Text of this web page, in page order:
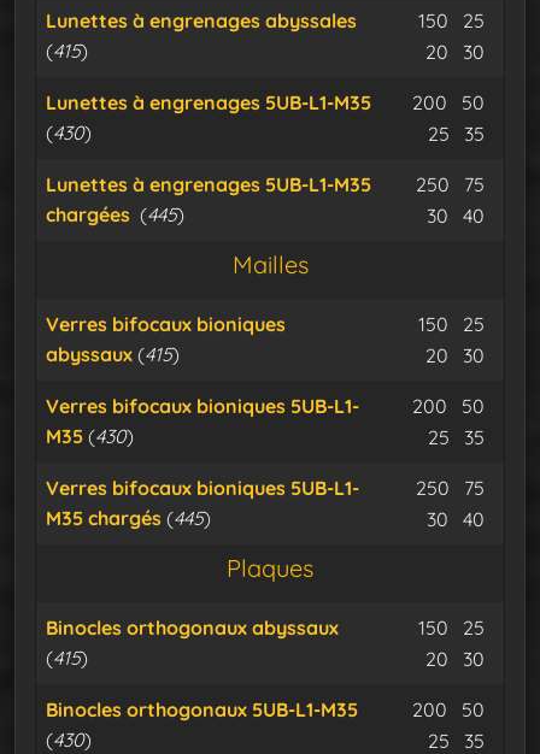
Lunettes à engrenages abyssales
(415)
150 Minerai
25
20
Cable
30
Lunettes à engrenages 5UB-L1-M35
(430)
200 Minerai
50
25
Cable
35
Lunettes à engrenages 5UB-L1-M35
chargées (445)
250 Minerai
75
30
Cable
40
Mailles
Verres bifocaux bioniques
abyssaux (415)
150 Minerai
25
20
Cable
30
Verres bifocaux bioniques 5UB-L1-
M35 (430)
200 Minerai
50
25
Cable
35
Verres bifocaux bioniques 5UB-L1-
M35 chargés (445)
250 Minerai
75
30
Cable
40
Plaques
Binocles orthogonaux abyssaux
(415)
150 Minerai
25
20
Cable
30
Binocles orthogonaux 5UB-L1-M35
(430)
200 Minerai
50
25
Cable
35